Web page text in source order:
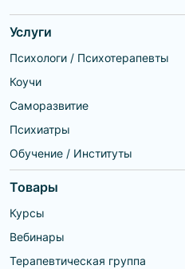
Услуги
Психологи / Психотерапевты
Коучи
Саморазвитие
Психиатры
Обучение / Институты
Товары
Курсы
Вебинары
Терапевтическая группа